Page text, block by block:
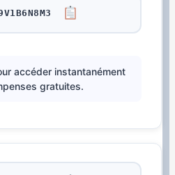
accéder instantanément
gratuites.